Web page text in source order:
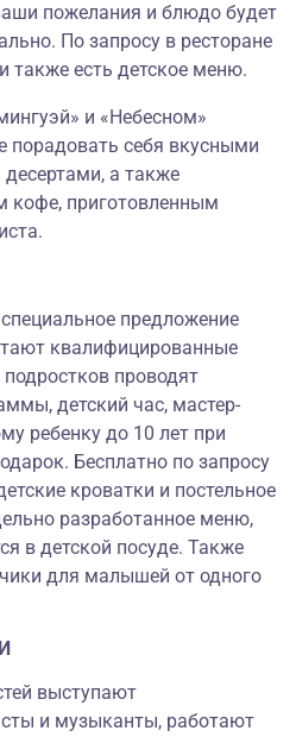
пожелания и блюдо будет
По запросу в ресторане
также есть детское меню.
и «Небесном»
порадовать себя вкусными
а также
кофе, приготовленным
.
предложение
квалифицированные
проводят
детский час, мастер-
ребенку до 10 лет при
Бесплатно по запросу
кроватки и постельное
разработанное меню,
в детской посуде. Также
для малышей от одного
выступают
и музыканты, работают